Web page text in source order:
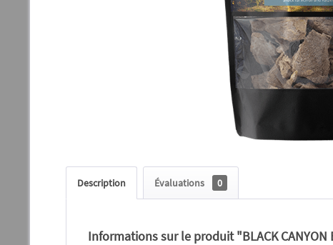
Description Évaluations 0
Informations sur le produit "BLACK